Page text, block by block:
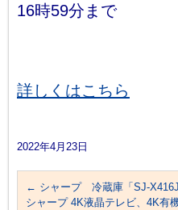
16時59分まで
詳しくはこちら
2022年4月23日
← シャープ 冷蔵庫「SJ-
シャープ 4K液晶テレビ、4K有